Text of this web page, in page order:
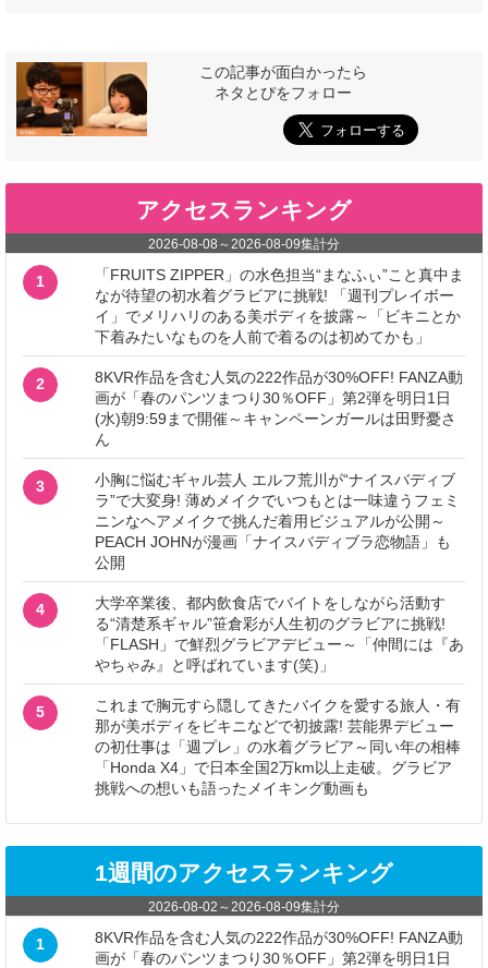
この記事が面白かったら
ネタとぴをフォロー
アクセスランキング
2026-08-08 ～2026-08-09集計分
1
「FRUITS ZIPPER」の水色担当“まなふぃ”こと真中ま
なが待望の初水着グラビアに挑戦! 「週刊プレイボー
イ」でメリハリのある美ボディを披露～「ビキニとか
下着みたいなものを人前で着るのは初めてかも」
2
8KVR作品を含む人気の222作品が30%OFF! FANZA動
画が「春のパンツまつり30％OFF」第2弾を明日1日
(水)朝9:59まで開催～キャンペーンガールは田野憂さ
ん
3
小胸に悩むギャル芸人 エルフ荒川が“ナイスバディブ
ラ”で大変身! 薄めメイクでいつもとは一味違うフェミ
ニンなヘアメイクで挑んだ着用ビジュアルが公開～
PEACH JOHNが漫画「ナイスバディブラ恋物語」も
公開
4
大学卒業後、都内飲食店でバイトをしながら活動す
る“清楚系ギャル”笹倉彩が人生初のグラビアに挑戦!
「FLASH」で鮮烈グラビアデビュー～「仲間には『あ
やちゃみ』と呼ばれています(笑)」
5
これまで胸元すら隠してきたバイクを愛する旅人・有
那が美ボディをビキニなどで初披露! 芸能界デビュー
の初仕事は「週プレ」の水着グラビア～同い年の相棒
「Honda X4」で日本全国2万km以上走破。グラビア
挑戦への想いも語ったメイキング動画も
1週間のアクセスランキング
2026-08-02 ～2026-08-09集計分
1
8KVR作品を含む人気の222作品が30%OFF! FANZA動
画が「春のパンツまつり30％OFF」第2弾を明日1日